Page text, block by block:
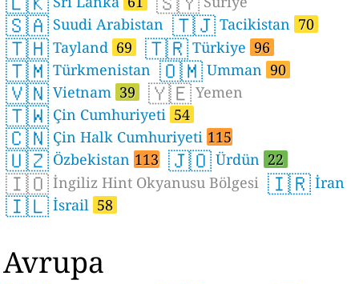
🇸🇦 Suudi Arabistan 🇹🇯 Tacikistan 70
🇹🇭 Tayland 69 🇹🇷 Türkiye 96
🇹🇲 Türkmenistan 🇴🇲 Umman 90
🇻🇳 Vietnam 39 🇾🇪 Yemen
🇹🇼 Çin Cumhuriyeti 54
🇨🇳 Çin Halk Cumhuriyeti 115
🇺🇿 Özbekistan 113 🇯🇴 Ürdün 22
🇮🇴 İngiliz Hint Okyanusu Bölgesi 🇮🇷 İran
🇮🇱 İsrail 58
Avrupa